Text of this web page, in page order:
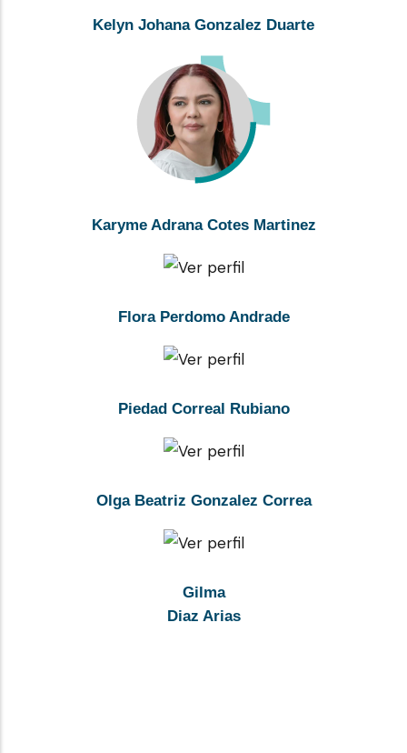
Kelyn Johana Gonzalez Duarte
Karyme Adrana Cotes Martinez
Flora Perdomo Andrade
Piedad Correal Rubiano
Olga Beatriz Gonzalez Correa
Gilma
Diaz Arias